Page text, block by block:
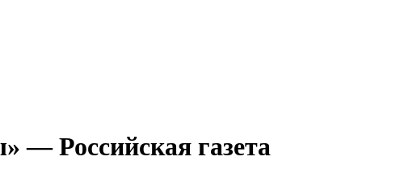
— Российская газета